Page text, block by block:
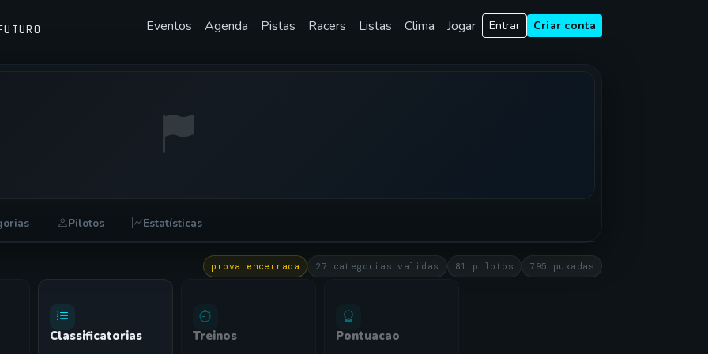
Eventos Agenda Pistas Racers Listas Clima Jogar Entrar Criar conta
Pilotos Estatísticas
prova encerrada 27 categorias validas 81 pilotos 795 puxadas
Classificatorias Treinos Pontuacao